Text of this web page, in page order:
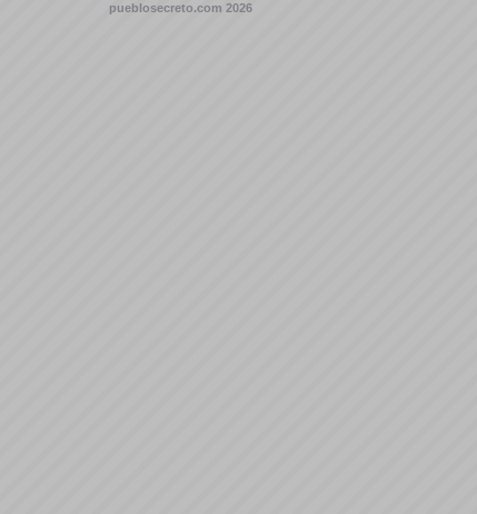
pueblosecreto.com 2026